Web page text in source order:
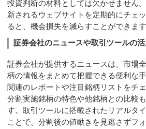
投資判断の材料としては欠かせません
新されるウェブサイトを定期的にチェ
ると、機会損失を減らすことができます
証券会社のニュースや取引ツールの活
証券会社が提供するニュースは、市場
柄の情報をまとめて把握できる便利な
関連のレポートや注目銘柄リストをチ
分割実施銘柄の特色や他銘柄との比較
す。取引ツールに搭載されたリアルタ
ことで、分割後の値動きを見逃さずフ